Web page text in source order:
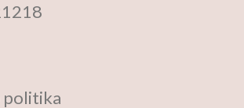
politika